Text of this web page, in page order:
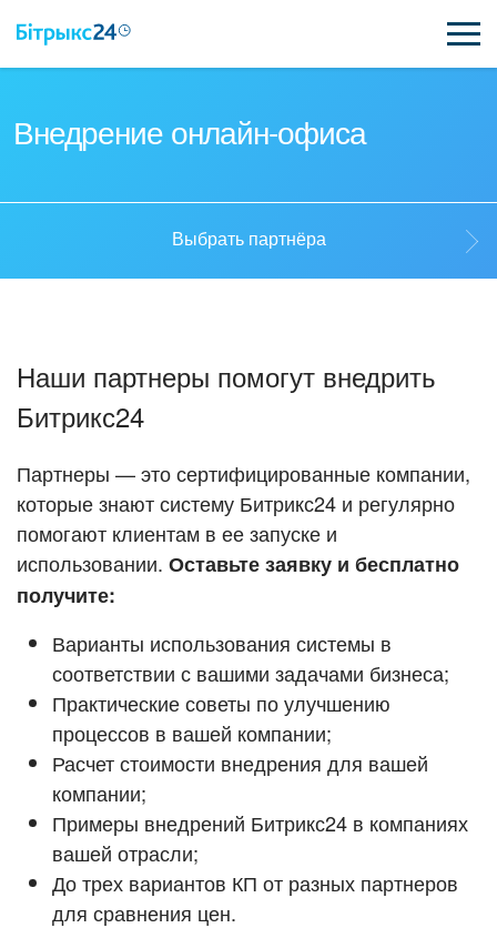
ПОДДЕРЖКА
ВХОД
ВХОД
Внедрение онлайн-офиса
Стать партнёром
Кейсы партнёров
Смотреть видеокейсы
Выбрать партнёра
Наши партнеры помогут внедрить
Битрикс24
Партнеры — это сертифицированные компании,
которые знают систему Битрикс24 и регулярно
помогают клиентам в ее запуске и
использовании. Оставьте заявку и бесплатно
получите:
Варианты использования системы в
соответствии с вашими задачами бизнеса;
Практические советы по улучшению
процессов в вашей компании;
Расчет стоимости внедрения для вашей
компании;
Примеры внедрений Битрикс24 в компаниях
вашей отрасли;
До трех вариантов КП от разных партнеров
для сравнения цен.